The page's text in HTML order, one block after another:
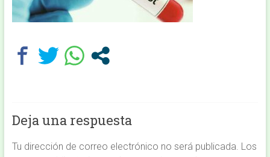
Deja una respuesta
Tu dirección de correo electrónico no será publicada. Los